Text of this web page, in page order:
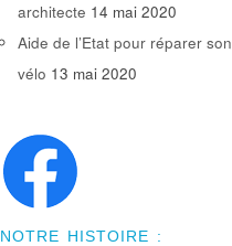
architecte 14 mai 2020
Aide de l’Etat pour réparer son
vélo 13 mai 2020
NOTRE HISTOIRE :